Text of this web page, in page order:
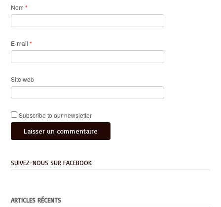
Nom *
E-mail *
Site web
Subscribe to our newsletter
SUIVEZ-NOUS SUR FACEBOOK
ARTICLES RÉCENTS